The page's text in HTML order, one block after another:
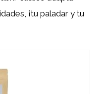
¡tu paladar y tu